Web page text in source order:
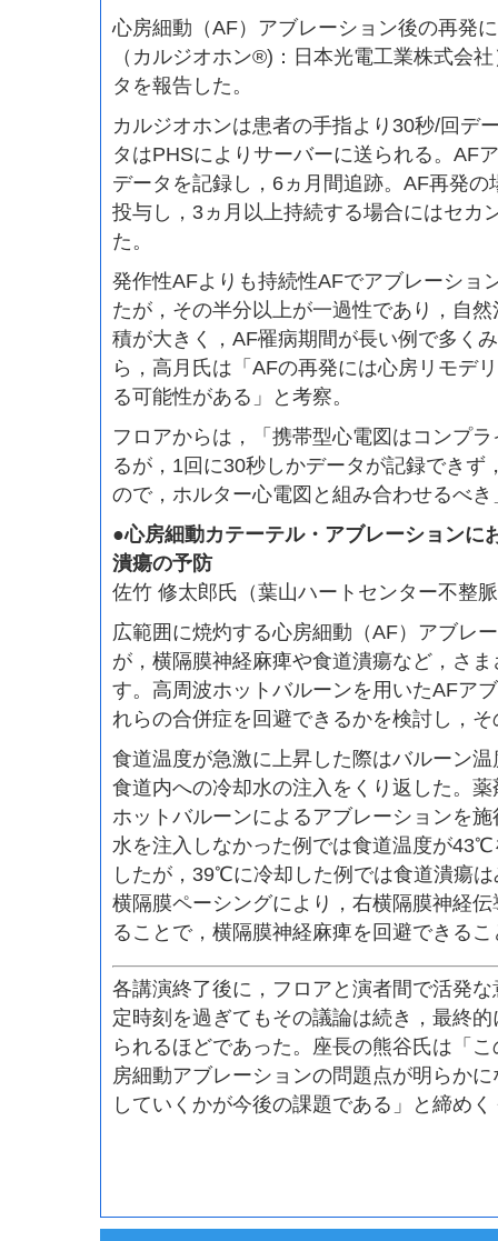
心房細動（AF）アブレーション後の再発
（カルジオホン®)：日本光電工業株式会
タを報告した。
カルジオホンは患者の手指より30秒/回デ
タはPHSによりサーバーに送られる。AF
データを記録し，6ヵ月間追跡。AF再発
投与し，3ヵ月以上持続する場合にはセカ
た。
発作性AFよりも持続性AFでアブレーショ
たが，その半分以上が一過性であり，自
積が大きく，AF罹病期間が長い例で多く
ら，高月氏は「AFの再発には心房リモデ
る可能性がある」と考察。
フロアからは，「携帯型心電図はコンプ
るが，1回に30秒しかデータが記録できず
ので，ホルター心電図と組み合わせるべ
●心房細動カテーテル・アブレーションに
潰瘍の予防
佐竹 修太郎氏（葉山ハートセンター不整
広範囲に焼灼する心房細動（AF）アブレ
が，横隔膜神経麻痺や食道潰瘍など，さ
す。高周波ホットバルーンを用いたAFア
れらの合併症を回避できるかを検討し，
食道温度が急激に上昇した際はバルーン
食道内への冷却水の注入をくり返した。
ホットバルーンによるアブレーションを
水を注入しなかった例では食道温度が
したが，39℃に冷却した例では食道潰瘍
横隔膜ペーシングにより，右横隔膜神経
ることで，横隔膜神経麻痺を回避できる
各講演終了後に，フロアと演者間で活発
定時刻を過ぎてもその議論は続き，最終
られるほどであった。座長の熊谷氏は「
房細動アブレーションの問題点が明らか
していくかが今後の課題である」と締め